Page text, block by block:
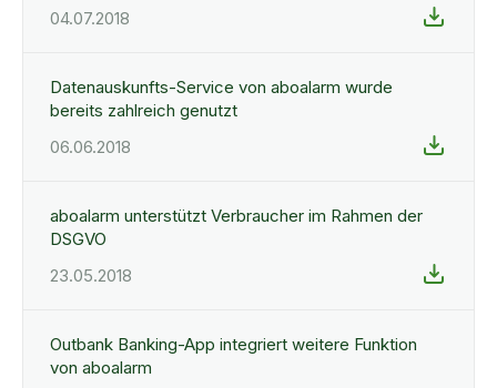
04.07.2018
Datenauskunfts-Service von aboalarm wurde
bereits zahlreich genutzt
06.06.2018
aboalarm unterstützt Verbraucher im Rahmen der
DSGVO
23.05.2018
Outbank Banking-App integriert weitere Funktion
von aboalarm